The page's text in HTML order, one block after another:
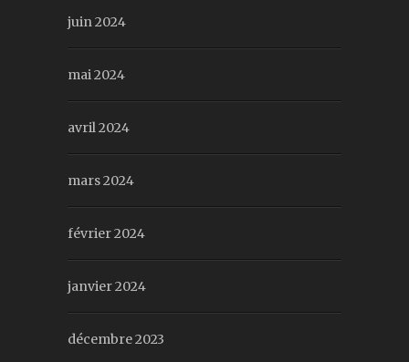
juin 2024
mai 2024
avril 2024
mars 2024
février 2024
janvier 2024
décembre 2023